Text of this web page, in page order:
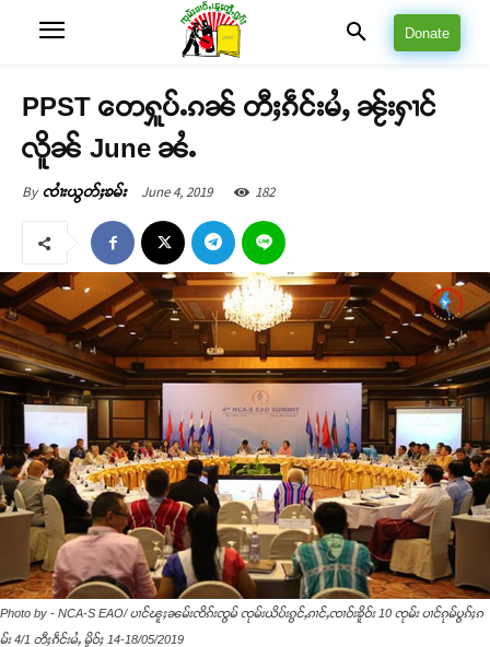
Donate
PPST တေႁူပ်ႉၵၼ် တီႈၵဵင်းမႆႇ ၼႂ်းႁၢင်
လိူၼ် June ၼႆႉ
By ၸၢႆးယွတ်ႈၶမ်း June 4, 2019 182
Photo by - NCA-S EAO/ ပၢင်ၽူႈၼမ်းၸိၵ်းၸွမ် ၸုမ်းယိပ်းၵွင်ႇၵၢင်ႇၸၢဝ်းၶိူဝ်း 10 ၸုမ်း ပၢင်ၵုမ်ပွၵ်ႈၵ
မ်း 4/1 တီႈၵဵင်းမႆႇ မိူဝ်ႈ 14-18/05/2019